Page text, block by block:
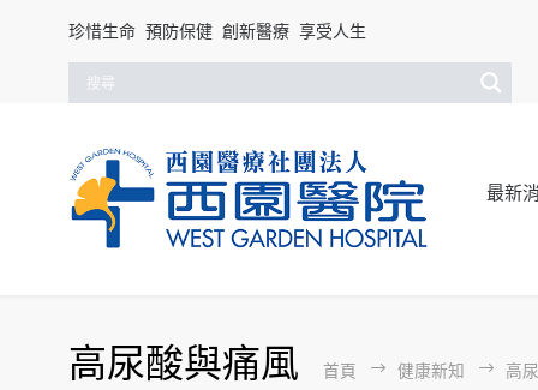
珍惜生命 預防保健 創新醫療 享受人生
最新
高尿酸與痛風 首頁 健康新知 高